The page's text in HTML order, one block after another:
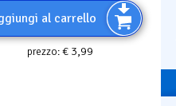
al carrello
prezzo:€ 3,99